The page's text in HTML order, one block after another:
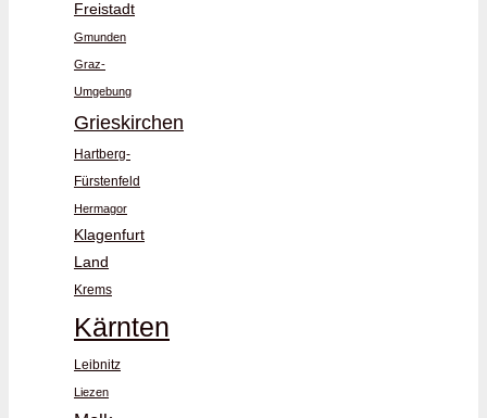
Freistadt
Gmunden
Graz-
Umgebung
Grieskirchen
Hartberg-
Fürstenfeld
Hermagor
Klagenfurt
Land
Krems
Kärnten
Leibnitz
Liezen